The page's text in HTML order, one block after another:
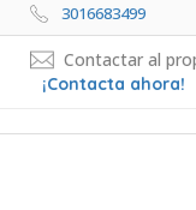
3016683499
Contactar al
¡Contacta ahora!